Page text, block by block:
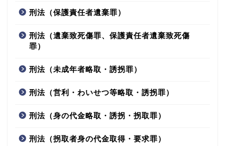
刑法（保護責任者遺棄罪）
刑法（遺棄致死傷罪、保護責任者遺棄致死傷
罪）
刑法（未成年者略取・誘拐罪）
刑法（営利・わいせつ等略取・誘拐罪）
刑法（身の代金略取・誘拐・拐取罪）
刑法（拐取者身の代金取得・要求罪）